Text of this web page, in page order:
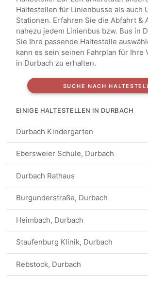
Haltestellen für Linienbusse als auch
Stationen. Erfahren Sie die Abfahrt &
nahezu jedem Linienbus bzw. Bus in
Sie Ihre passende Haltestelle
kann es sein seinen Fahrplan für Ihre
in Durbach zu erhalten.
SUCHE NACH
EINIGE HALTESTELLEN IN DURBACH
Durbach Kindergarten
Ebersweier Schule, Durbach
Durbach Rathaus
Burgunderstraße, Durbach
Heimbach, Durbach
Staufenburg Klinik, Durbach
Rebstock, Durbach